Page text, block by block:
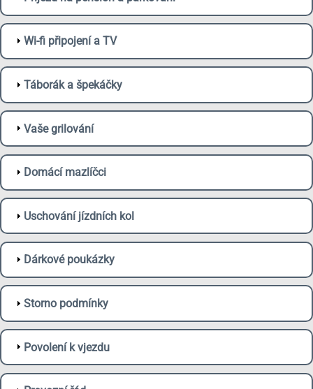
Wi-fi připojení a TV
Táborák a špekáčky
Vaše grilování
Domácí mazlíčci
Uschování jízdních kol
Dárkové poukázky
Storno podmínky
Povolení k vjezdu